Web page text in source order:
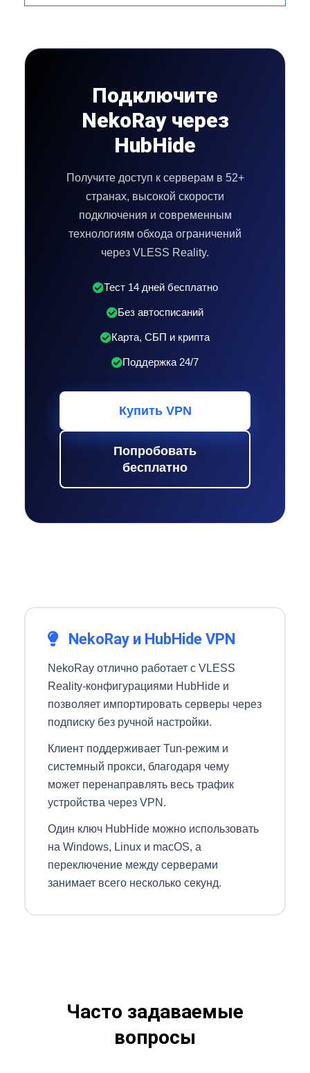
Подключите
NekoRay через
HubHide
Получите доступ к серверам в 52+
странах, высокой скорости
подключения и современным
технологиям обхода ограничений
через VLESS Reality.
Тест 14 дней бесплатно
Без автосписаний
Карта, СБП и крипта
Поддержка 24/7
Купить VPN
Попробовать
бесплатно
NekoRay и HubHide VPN
NekoRay отлично работает с VLESS
Reality-конфигурациями HubHide и
позволяет импортировать серверы через
подписку без ручной настройки.
Клиент поддерживает Tun-режим и
системный прокси, благодаря чему
может перенаправлять весь трафик
устройства через VPN.
Один ключ HubHide можно использовать
на Windows, Linux и macOS, а
переключение между серверами
занимает всего несколько секунд.
Часто задаваемые
вопросы